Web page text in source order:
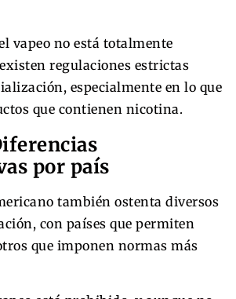
vapeo no está totalmente
regulaciones estrictas
especialmente en lo que
que contienen nicotina.
por país
también ostenta diversos
con países que permiten
que imponen normas más